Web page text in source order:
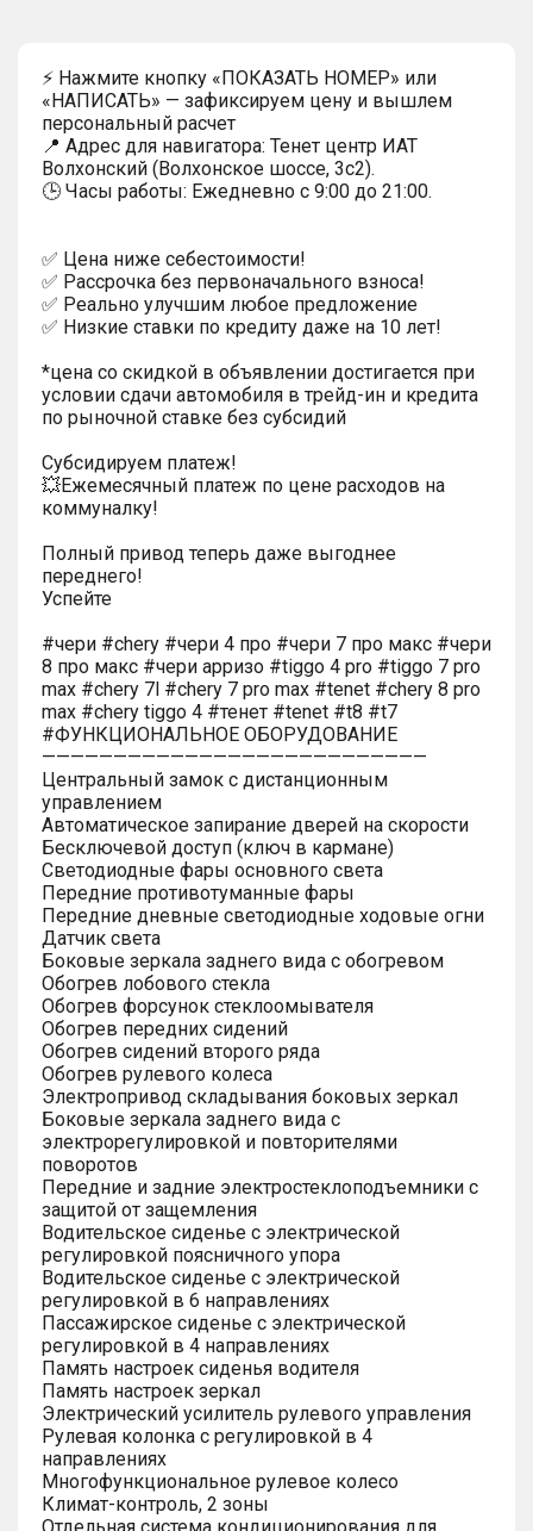
⚡ Нажмите кнопку «ПОКАЗАТЬ НОМЕР» или
«НАПИСАТЬ» — зафиксируем цену и вышлем
персональный расчет
📍 Адрес для навигатора: Тенет центр ИАТ
Волхонский (Волхонское шоссе, 3с2).
🕒 Часы работы: Ежедневно с 9:00 до 21:00.
✅ Цена ниже себестоимости!
✅ Рассрочка без первоначального взноса!
✅ Реально улучшим любое предложение
✅ Низкие ставки по кредиту даже на 10 лет!
*цена со скидкой в объявлении достигается при
условии сдачи автомобиля в трейд-ин и кредита
по рыночной ставке без субсидий
Субсидируем платеж!
💥Ежемесячный платеж по цене расходов на
коммуналку!
Полный привод теперь даже выгоднее
переднего!
Успейте
#чери #chery #чери 4 про #чери 7 про макс #чери
8 про макс #чери арризо #tiggo 4 pro #tiggo 7 pro
max #chery 7l #chery 7 pro max #tenet #chery 8 pro
max #chery tiggo 4 #тенет #tenet #t8 #t7
#ФУНКЦИОНАЛЬНОЕ ОБОРУДОВАНИЕ
———————————————————————————
Центральный замок с дистанционным
управлением
Автоматическое запирание дверей на скорости
Бесключевой доступ (ключ в кармане)
Светодиодные фары основного света
Передние противотуманные фары
Передние дневные светодиодные ходовые огни
Датчик света
Боковые зеркала заднего вида с обогревом
Обогрев лобового стекла
Обогрев форсунок стеклоомывателя
Обогрев передних сидений
Обогрев сидений второго ряда
Обогрев рулевого колеса
Электропривод складывания боковых зеркал
Боковые зеркала заднего вида с
электрорегулировкой и повторителями
поворотов
Передние и задние электростеклоподъемники с
защитой от защемления
Водительское сиденье с электрической
регулировкой поясничного упора
Водительское сиденье с электрической
регулировкой в 6 направлениях
Пассажирское сиденье с электрической
регулировкой в 4 направлениях
Память настроек сиденья водителя
Память настроек зеркал
Электрический усилитель рулевого управления
Рулевая колонка с регулировкой в 4
направлениях
Многофункциональное рулевое колесо
Климат-контроль, 2 зоны
Отдельная система кондиционирования для